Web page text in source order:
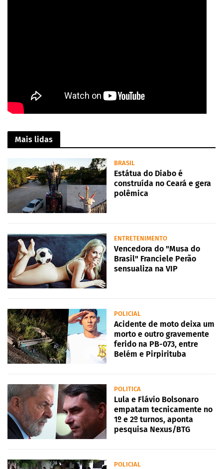
Mais lidas
BRASIL
Estátua do Diabo é
construída no Ceará e gera
polêmica
ENTRETENIMENTO
Vencedora do "Musa do
Brasil" Franciele Perão
sensualiza na VIP
POLICIAL
Acidente de moto deixa um
morto e outro gravemente
ferido na PB-073, entre
Belém e Pirpirituba
POLITICA
Lula e Flávio Bolsonaro
empatam tecnicamente no
1º e 2º turnos, aponta
pesquisa Nexus/BTG
POLICIAL